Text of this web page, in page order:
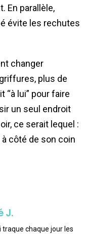
En parallèle,
évite les rechutes
changer
plus de
“à lui” pour faire
un seul endroit
ce serait lequel :
à côté de son coin
J.
chaque jour les